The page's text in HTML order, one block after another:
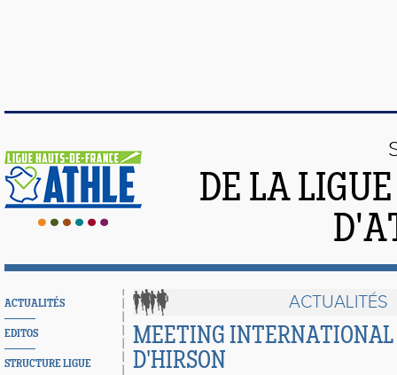
DE LA
ACTUALITÉS
EDITOS
STRUCTURE LIGUE
ACTUALITÉS
MEETING
D'HIRSON